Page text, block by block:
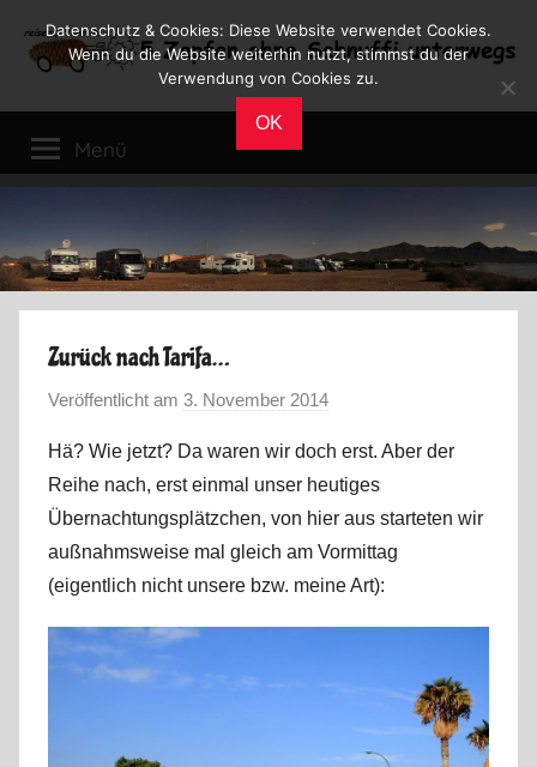
Inhalt
Reiseblog
Leben
im
Menü
Zurück nach Tarifa…
Veröffentlicht am 3. November 2014
n
M
a
r
k
Hä? Wie jetzt? Da waren wir doch erst. Aber der
Reihe nach, erst einmal unser heutiges
Übernachtungsplätzchen, von hier aus starteten wir
außnahmsweise mal gleich am Vormittag
(eigentlich nicht unsere bzw. meine Art):
Datenschutz & Cookies: Diese Website verwendet Cookies.
Wenn du die Website weiterhin nutzt, stimmst du der
Verwendung von Cookies zu.
OK